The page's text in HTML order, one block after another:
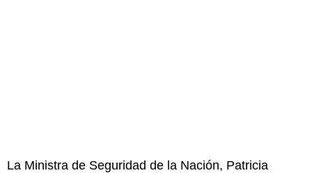
La Ministra de Seguridad de la Nación, Patricia